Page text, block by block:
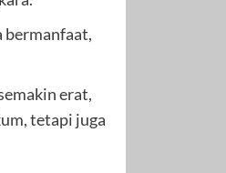
bermanfaat,
erat,
tetapi juga